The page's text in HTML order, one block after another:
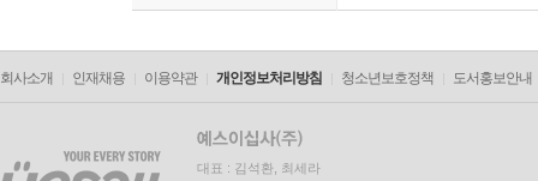
회사소개 인재채용 이용약관 개인정보처리방침 청소년보호정책 도서홍보안내
대표 : 김석환, 최세라